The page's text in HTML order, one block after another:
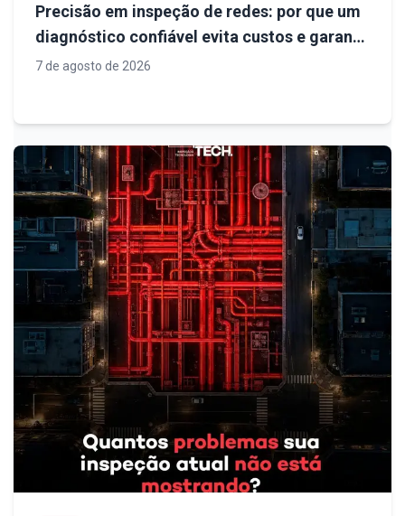
Precisão em inspeção de redes: por que um
diagnóstico confiável evita custos e garante
previsibilidade na obra
7 de agosto de 2026